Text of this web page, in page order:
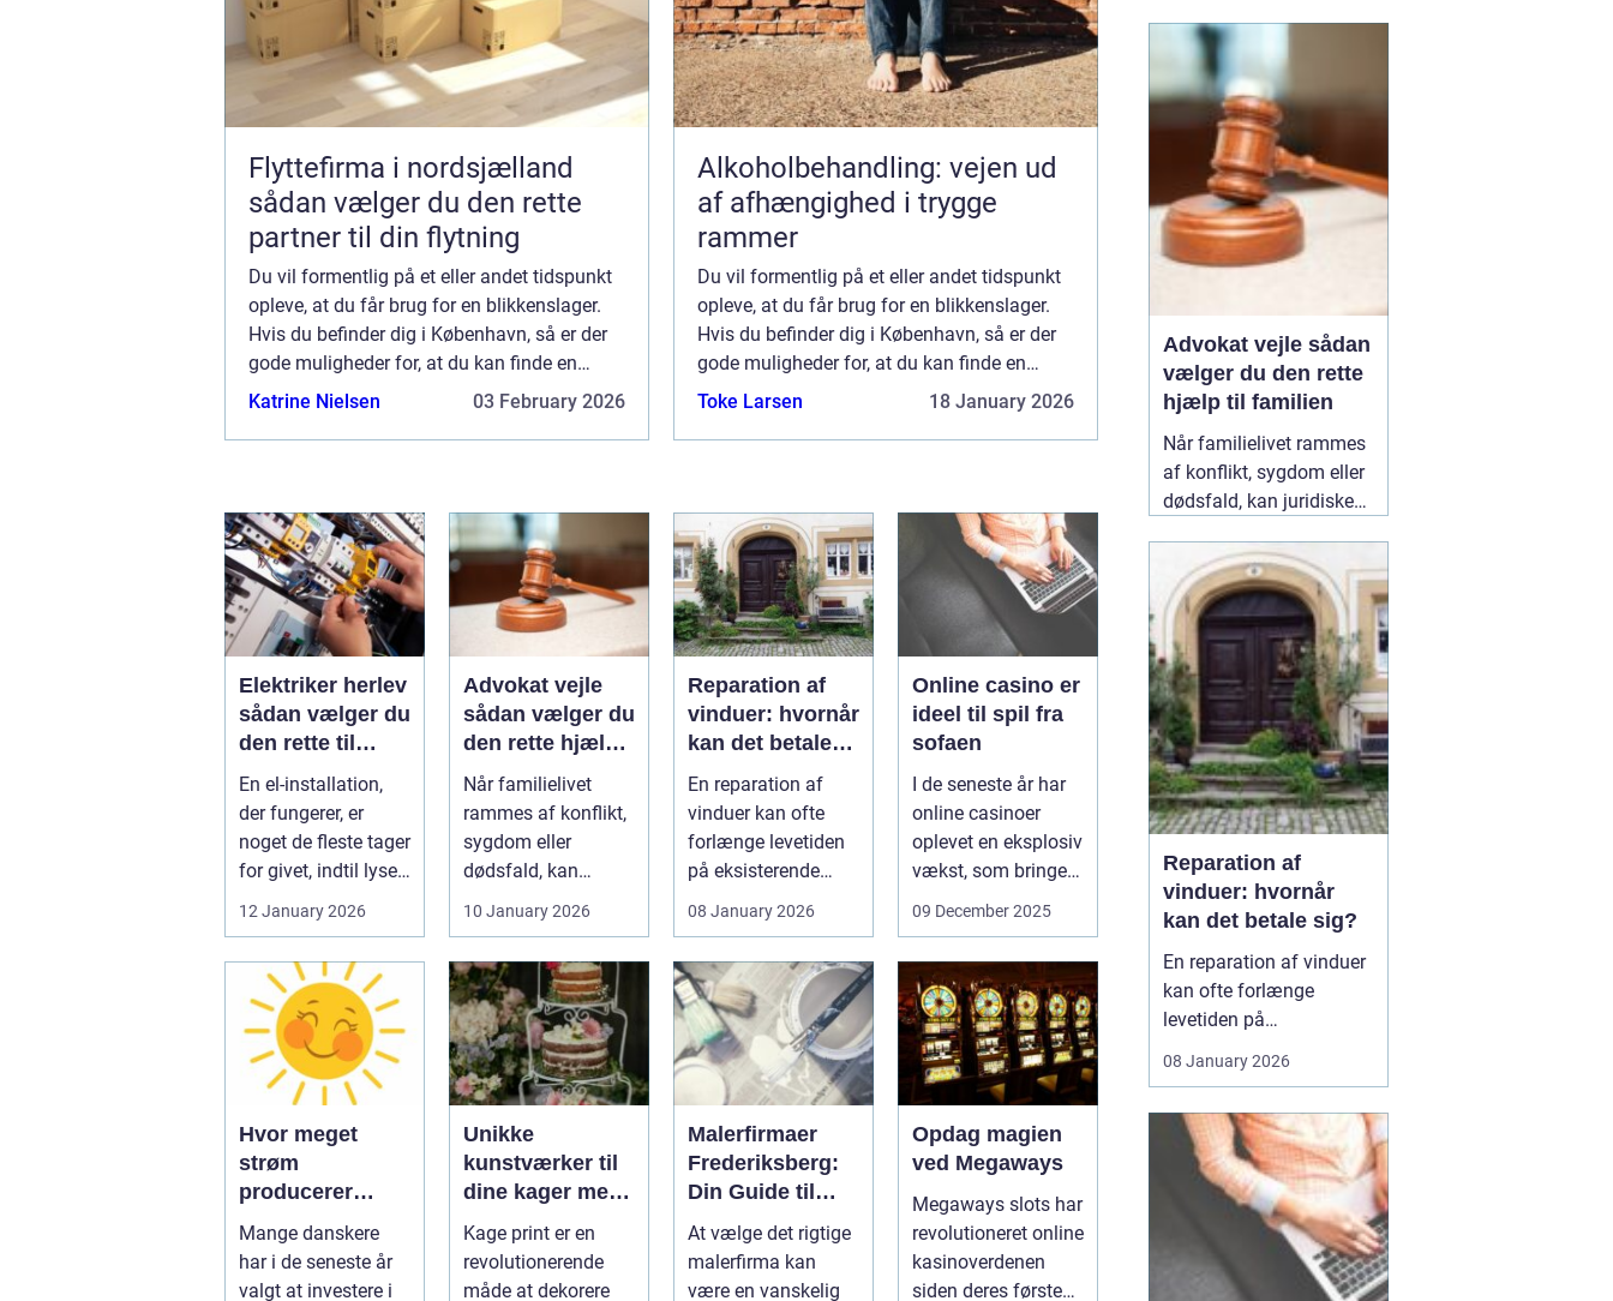
Flyttefirma i nordsjælland
sådan vælger du den rette
partner til din flytning
Du vil formentlig på et eller andet tidspunkt
opleve, at du får brug for en blikkenslager.
Hvis du befinder dig i København, så er der
gode muligheder for, at du kan finde en
blikkenslager i København, som kan lø...
Katrine Nielsen 03 February 2026
Alkoholbehandling: vejen ud
af afhængighed i trygge
rammer
Du vil formentlig på et eller andet tidspunkt
opleve, at du får brug for en blikkenslager.
Hvis du befinder dig i København, så er der
gode muligheder for, at du kan finde en
blikkenslager i København, som kan lø...
Toke Larsen 18 January 2026
Elektriker herlev
sådan vælger du
den rette til
opgaven
En el-installation,
der fungerer, er
noget de fleste tager
for givet, indtil lyset
12 January 2026
Advokat vejle
sådan vælger du
den rette hjælp
til familien
Når familielivet
rammes af konflikt,
sygdom eller
dødsfald, kan
hurtigt vokse si...
10 January 2026
Reparation af
vinduer: hvornår
kan det betale
sig?
En reparation af
vinduer kan ofte
forlænge levetiden
på eksisterende
08 January 2026
Online casino er
ideel til spil fra
sofaen
I de seneste år har
online casinoer
oplevet en eksplosiv
vækst, som bringer
spændi...
09 December 2025
Hvor meget
strøm
producerer
solceller om
vinteren?
Mange danskere
har i de seneste år
valgt at investere i
Unikke
kunstværker til
dine kager med
kage print
Kage print er en
revolutionerende
måde at dekorere
Malerfirmaer
Frederiksberg:
Din Guide til
Kvalitet og
Service
At vælge det rigtige
malerfirma kan
være en vanskelig
Opdag magien
ved Megaways
Megaways slots har
revolutioneret online
kasinoverdenen
siden deres første
problemer, kan det
hurtigt blive både utrygt
og dyrt, hvis der ikke
reageres rigtigt. Derfor
giver ...
Advokat vejle sådan
vælger du den rette
hjælp til familien
Når familielivet rammes
af konflikt, sygdom eller
dødsfald, kan juridiske
sig store. Mange oplever,
at de både skal håndtere
følelser og praktiske
problemer på én gang.
Her kan en erfaren10
January 2026
Reparation af
vinduer: hvornår
kan det betale sig?
En reparation af vinduer
kan ofte forlænge
levetiden på
glas med mange år. For
valget mellem at
reparere eller udskifte
hele vinduet, og
beslutningen har både
08 January 2026